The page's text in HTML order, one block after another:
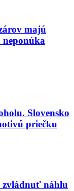
majú
neponúka
Slovensko
priečku
zvládnuť náhlu